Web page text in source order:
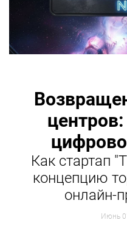
Как стартап
концепцию
онлайн-
Июнь